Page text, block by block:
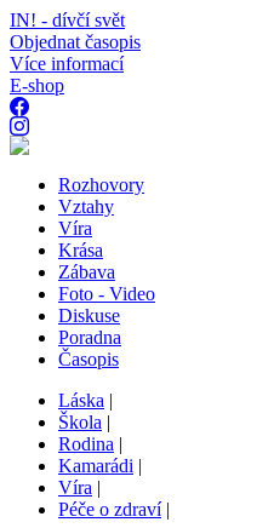
IN! - dívčí svět
Objednat časopis
Více informací
E-shop
Rozhovory
Vztahy
Víra
Krása
Zábava
Foto - Video
Diskuse
Poradna
Časopis
Láska |
Škola |
Rodina |
Kamarádi |
Víra |
Péče o zdraví|